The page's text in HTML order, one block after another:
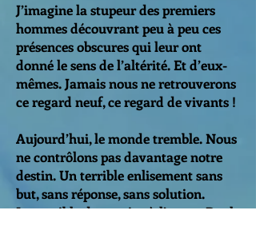
J’imagine la stupeur des premiers
hommes découvrant peu à peu ces
présences obscures qui leur ont
donné le sens de l’altérité. Et d’eux-
mêmes. Jamais nous ne retrouverons
ce regard neuf, ce regard de vivants !
Aujourd’hui, le monde tremble. Nous
ne contrôlons pas davantage notre
destin. Un terrible enlisement sans
but, sans réponse, sans solution.
Impossible de savoir où l’on va. Pas le